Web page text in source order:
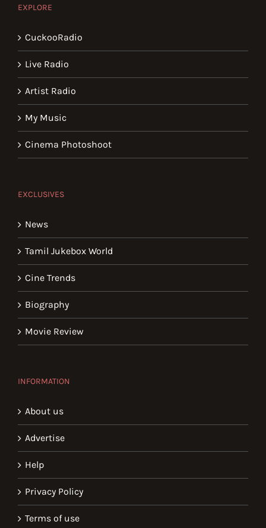
EXPLORE
CuckooRadio
Live Radio
Artist Radio
My Music
Cinema Photoshoot
EXCLUSIVES
News
Tamil Jukebox World
Cine Trends
Biography
Movie Review
INFORMATION
About us
Advertise
Help
Privacy Policy
Terms of use